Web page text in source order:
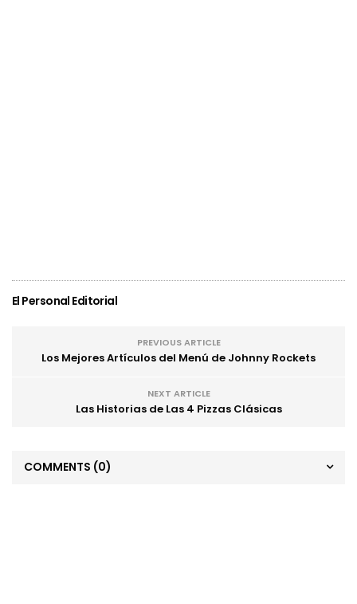
El Personal Editorial
PREVIOUS ARTICLE
Los Mejores Artículos del Menú de Johnny Rockets
NEXT ARTICLE
Las Historias de Las 4 Pizzas Clásicas
COMMENTS (0)